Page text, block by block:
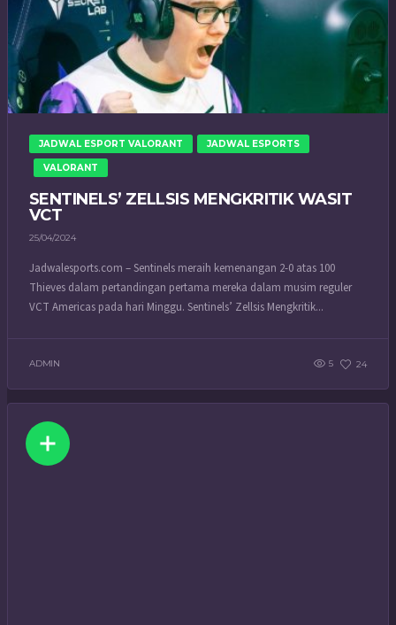
JADWAL ESPORT VALORANT JADWAL ESPORTS
VALORANT
SENTINELS’ ZELLSIS MENGKRITIK WASIT
VCT
25/04/2024
Jadwalesports.com – Sentinels meraih kemenangan 2-0 atas 100
Thieves dalam pertandingan pertama mereka dalam musim reguler
VCT Americas pada hari Minggu. Sentinels’ Zellsis Mengkritik...
ADMIN 5 24